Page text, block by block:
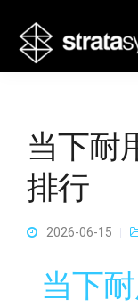
当下耐
排行
2026-06-15
当下